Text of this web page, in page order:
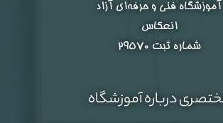
آموزشگاه فنی و حرفه‌ای آزاد
انعکاس
شماره ثبت ۲۹۵۷۰
درباره آموزشگاه